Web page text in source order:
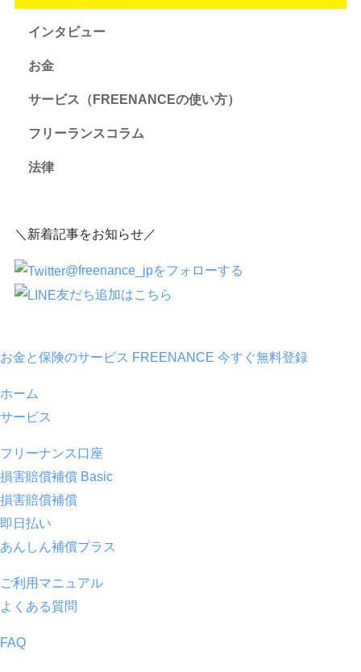
インタビュー
お金
サービス（FREENANCEの使い方）
フリーランスコラム
法律
＼新着記事をお知らせ／
@freenance_jpをフォローする
友だち追加はこちら
お金と保険のサービス FREENANCE 今すぐ無料登録
ホーム
サービス
フリーナンス口座
損害賠償補償 Basic
損害賠償補償
即日払い
あんしん補償プラス
ご利用マニュアル
よくある質問
FAQ